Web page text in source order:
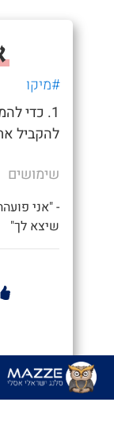
#מיקו
1. כדי
להקביל
שימושים
- "אני
שיצא לך"